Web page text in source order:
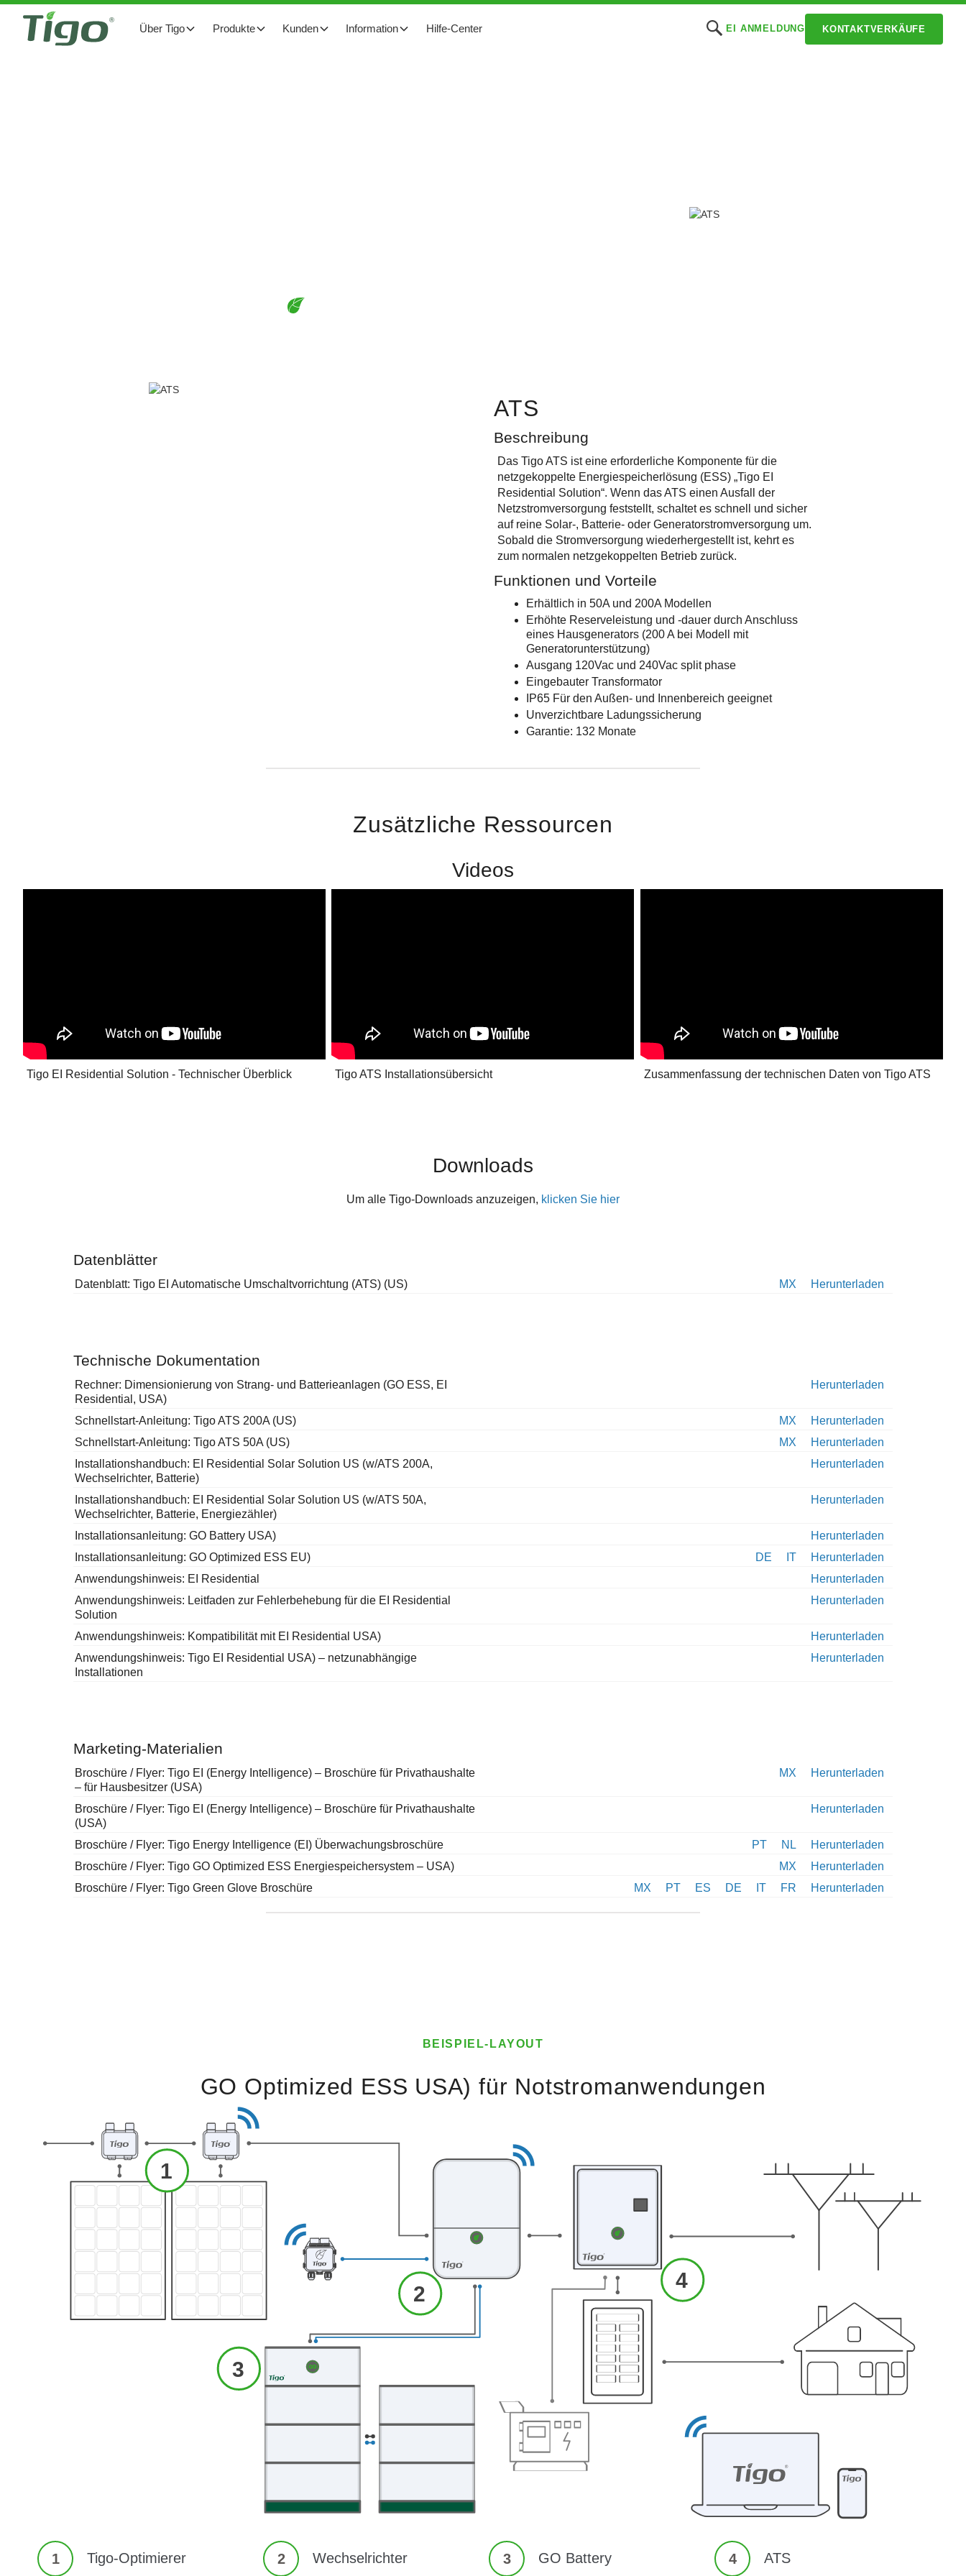
Über Tigo Produkte Kunden Information Hilfe-Center EI ANMELDUNG KONTAKTVERKÄUFE
ATS
Beschreibung
Das Tigo ATS ist eine erforderliche Komponente für die
netzgekoppelte Energiespeicherlösung (ESS) „Tigo EI
Residential Solution“. Wenn das ATS einen Ausfall der
Netzstromversorgung feststellt, schaltet es schnell und sicher
auf reine Solar-, Batterie- oder Generatorstromversorgung um.
Sobald die Stromversorgung wiederhergestellt ist, kehrt es
zum normalen netzgekoppelten Betrieb zurück.
Funktionen und Vorteile
Erhältlich in 50A und 200A Modellen
Erhöhte Reserveleistung und -dauer durch Anschluss
eines Hausgenerators (200 A bei Modell mit
Generatorunterstützung)
Ausgang 120Vac und 240Vac split phase
Eingebauter Transformator
IP65 Für den Außen- und Innenbereich geeignet
Unverzichtbare Ladungssicherung
Garantie: 132 Monate
Zusätzliche Ressourcen
Videos
Tigo EI Residential Solution - Technischer Überblick Tigo ATS Installationsübersicht Zusammenfassung der technischen Daten von Tigo ATS
Downloads
Um alle Tigo-Downloads anzuzeigen, klicken Sie hier
Datenblätter
Datenblatt: Tigo EI Automatische Umschaltvorrichtung (ATS) (US) MX Herunterladen
Technische Dokumentation
Rechner: Dimensionierung von Strang- und Batterieanlagen (GO ESS, EI
Residential, USA)
Herunterladen
Schnellstart-Anleitung: Tigo ATS 200A (US) MX
Herunterladen
Schnellstart-Anleitung: Tigo ATS 50A (US)
MX
Herunterladen
Installationshandbuch: EI Residential Solar Solution US (w/ATS 200A,
Wechselrichter, Batterie)
Herunterladen
Installationshandbuch: EI Residential Solar Solution US (w/ATS 50A,
Wechselrichter, Batterie, Energiezähler)
Herunterladen
Installationsanleitung: GO Battery USA)
Herunterladen
Installationsanleitung: GO Optimized ESS EU)
DE IT
Herunterladen
Anwendungshinweis: EI Residential
Herunterladen
Anwendungshinweis: Leitfaden zur Fehlerbehebung für die EI Residential
Solution
Herunterladen
Anwendungshinweis: Kompatibilität mit EI Residential USA)
Herunterladen
Anwendungshinweis: Tigo EI Residential USA) – netzunabhängige
Installationen
Herunterladen
Marketing-Materialien
Broschüre / Flyer: Tigo EI (Energy Intelligence) – Broschüre für Privathaushalte
– für Hausbesitzer (USA)
MX Herunterladen
Broschüre / Flyer: Tigo EI (Energy Intelligence) – Broschüre für Privathaushalte
(USA)
Herunterladen
Broschüre / Flyer: Tigo Energy Intelligence (EI) Überwachungsbroschüre PT NL
Herunterladen
Broschüre / Flyer: Tigo GO Optimized ESS Energiespeichersystem – USA)
MX
Herunterladen
Broschüre / Flyer: Tigo Green Glove Broschüre
MX PT ES DE IT FR Herunterladen
BEISPIEL-LAYOUT
GO Optimized ESS USA) für Notstromanwendungen
1 Tigo-Optimierer 2 Wechselrichter 3 GO Battery 4 ATS